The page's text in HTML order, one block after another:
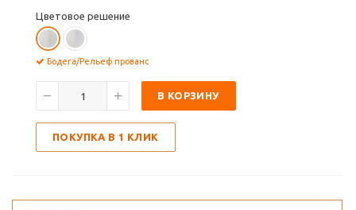
Цветовое решение
Бодега/Рельеф прованс
В КОРЗИНУ
ПОКУПКА В 1 КЛИК